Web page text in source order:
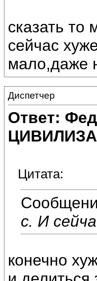
сказать то
сейчас
мало,даже
Диспетчер
Ответ:
Цитата:
с. И
конечно